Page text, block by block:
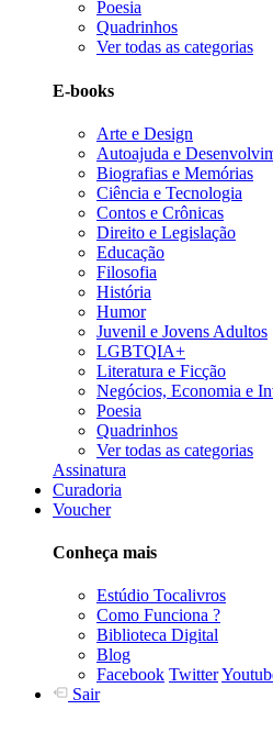
Poesia
Quadrinhos
Ver todas as categorias
E-books
Arte e Design
Autoajuda e
Biografias e Memórias
Ciência e Tecnologia
Contos e Crônicas
Direito e Legislação
Educação
Filosofia
História
Humor
Juvenil e Jovens Adultos
LGBTQIA+
Literatura e Ficção
Negócios, Economia e
Poesia
Quadrinhos
Ver todas as categorias
Assinatura
Curadoria
Voucher
Conheça mais
Estúdio Tocalivros
Como Funciona ?
Biblioteca Digital
Blog
Facebook Twitter
Sair